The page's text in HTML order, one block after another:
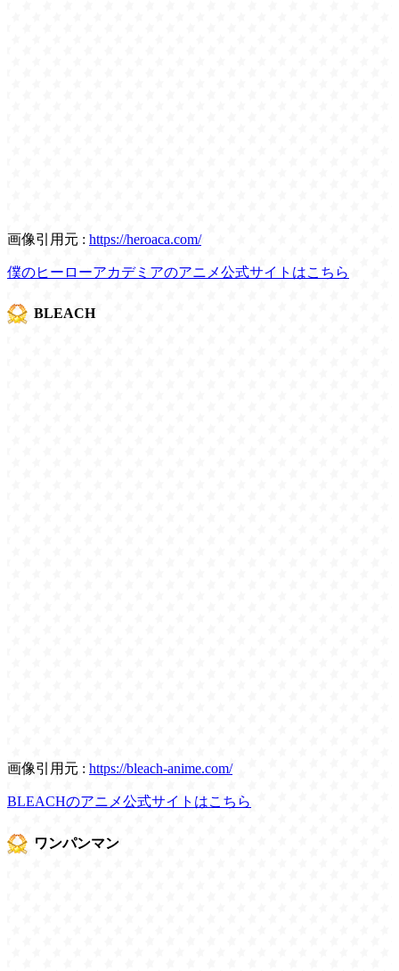
画像引用元 : https://heroaca.com/
僕のヒーローアカデミアのアニメ公式サイトはこちら
BLEACH
画像引用元 : https://bleach-anime.com/
BLEACHのアニメ公式サイトはこちら
ワンパンマン